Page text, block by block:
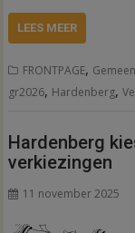
LEES MEER
FRONTPAGE,
gr2026, Hardenberg,
Hardenberg
verkiezingen
11 november 2025